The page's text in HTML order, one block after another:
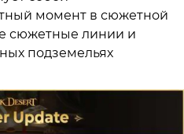
момент в сюжетной
сюжетные линии и
подземельях